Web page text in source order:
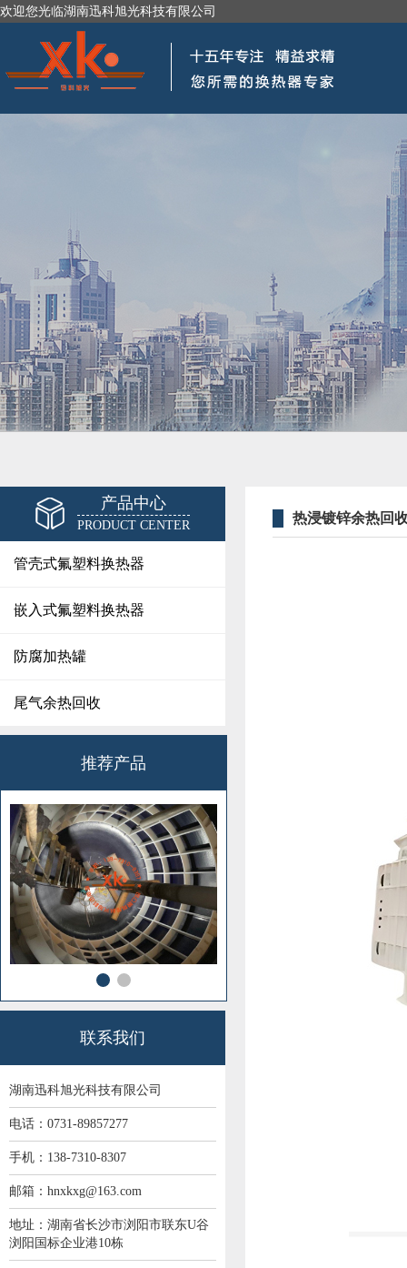
欢迎您光临湖南迅科旭光科技有限公司
产品中心
PRODUCT CENTER
管壳式氟塑料换热器
嵌入式氟塑料换热器
防腐加热罐
尾气余热回收
推荐产品
联系我们
湖南迅科旭光科技有限公司
电话：0731-89857277
手机：138-7310-8307
邮箱：hnxkxg@163.com
地址：湖南省长沙市浏阳市联东U谷
浏阳国标企业港10栋
热浸镀锌余热回